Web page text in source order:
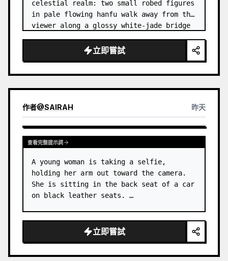
celestial realm: two small robed figures
in pale flowing hanfu walk away from the
viewer along a glossy white-jade bridge
rising from a mirror-still l…
立即嘗試
作者@SAIRAH 昨天
查看完整提示詞
A young woman is taking a selfie,
holding her arm out toward the camera.
She is sitting in the back seat of a car
on black leather seats. …
立即嘗試